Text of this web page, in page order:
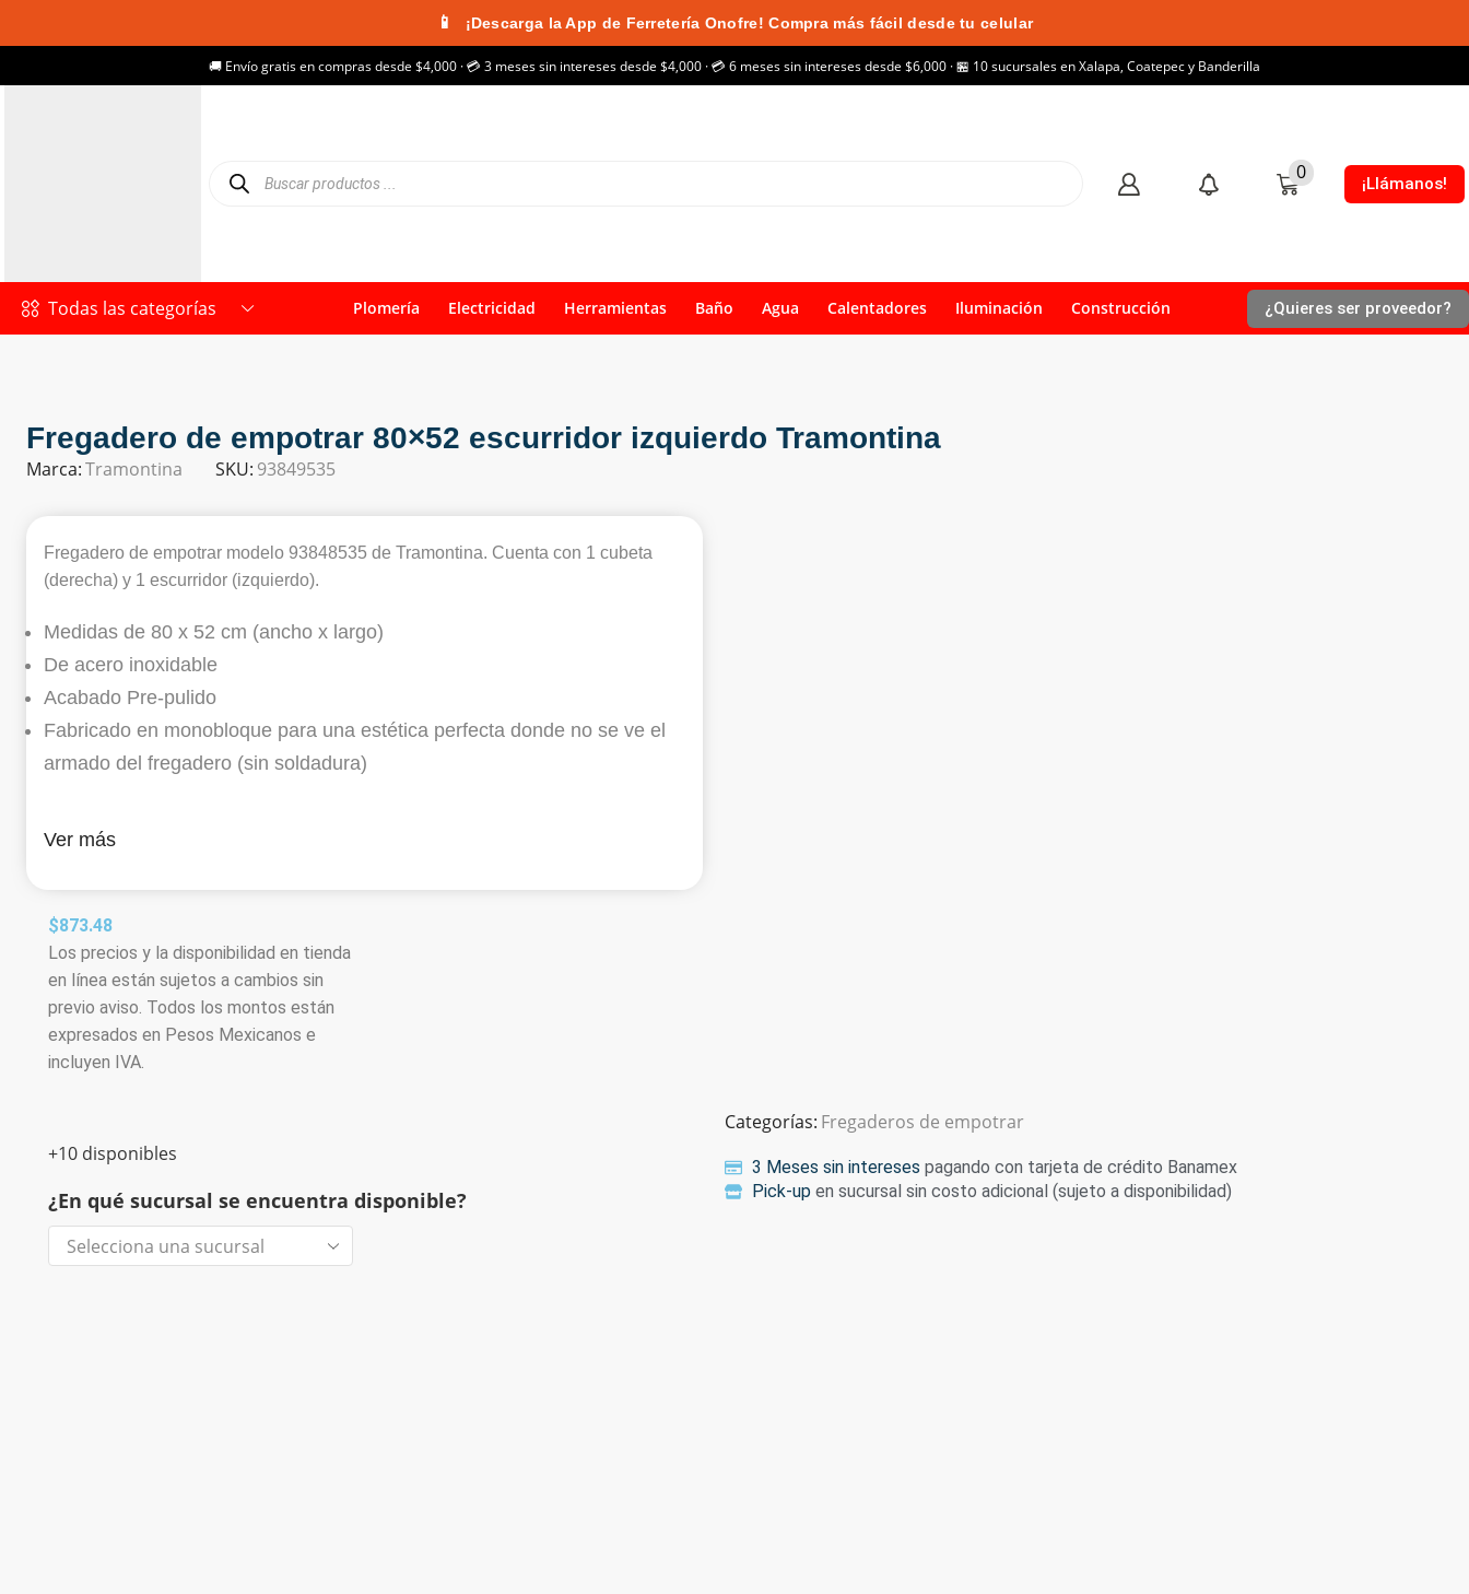
📱 ¡Descarga la App de Ferretería Onofre! Compra más fácil desde tu celular
🚚 Envío gratis en compras desde $4,000 · 💳 3 meses sin intereses desde $4,000 · 💳 6 meses sin intereses desde $6,000 · 🏪 10 sucursales en Xalapa, Coatepec y Banderilla
0 ¡Llámanos!
Todas las categorías Plomería Electricidad Herramientas Baño Agua Calentadores Iluminación Construcción ¿Quieres ser proveedor?
Fregadero de empotrar 80×52 escurridor izquierdo Tramontina
Marca:Tramontina SKU: 93849535
Fregadero de empotrar modelo 93848535 de Tramontina. Cuenta con 1 cubeta
(derecha) y 1 escurridor (izquierdo).
Medidas de 80 x 52 cm (ancho x largo)
De acero inoxidable
Acabado Pre-pulido
Fabricado en monobloque para una estética perfecta donde no se ve el
armado del fregadero (sin soldadura)
Ver más
$873.48
Los precios y la disponibilidad en tienda
en línea están sujetos a cambios sin
previo aviso. Todos los montos están
expresados en Pesos Mexicanos e
incluyen IVA.
+10 disponibles
¿En qué sucursal se encuentra disponible?
Categorías: Fregaderos de empotrar
3 Meses sin intereses pagando con tarjeta de crédito Banamex
Pick-upen sucursal sin costo adicional (sujeto a disponibilidad)